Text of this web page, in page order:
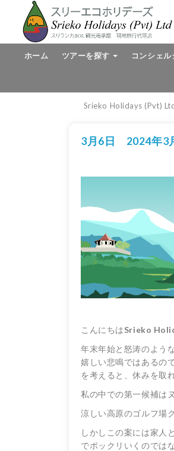
ホーム ツアーを探す コンシェル
Srieko Holidays (Pvt)
3月6日 2024年3
こんにちはSrieko
年末年始と怒涛のよう
嬉しい悲鳴ではあるの
を考えると、休みを取
私の中での第一候補は
涼しい高原のゴルフ場
しかしこの案には家人
でポックリいくのでは